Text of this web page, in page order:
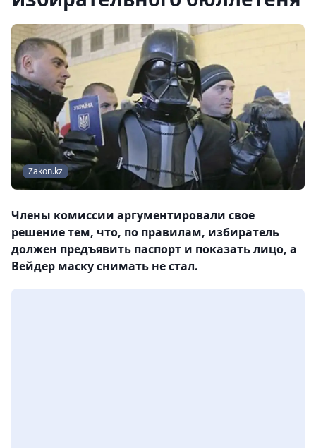
Zakon.kz
Члены комиссии аргументировали свое
решение тем, что, по правилам, избиратель
должен предъявить паспорт и показать лицо, а
Вейдер маску снимать не стал.